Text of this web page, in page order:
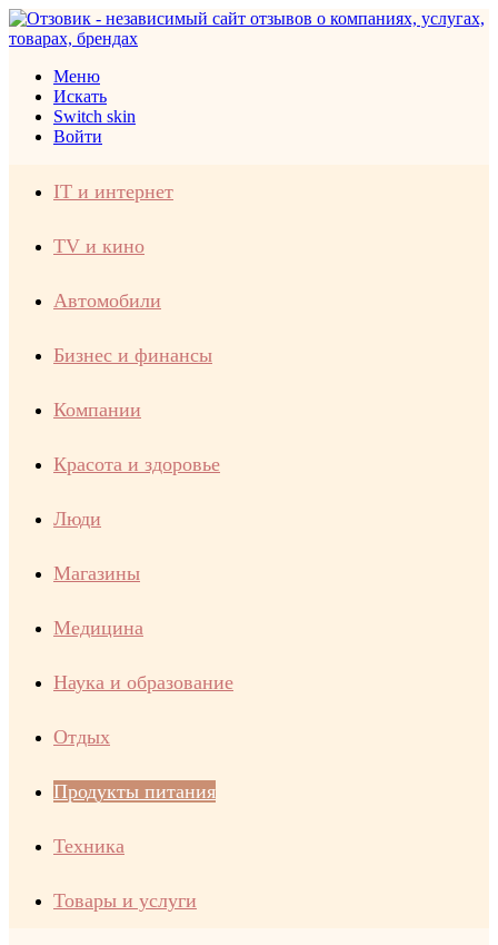
Меню
Искать
Switch skin
Войти
IT и интернет
TV и кино
Автомобили
Бизнес и финансы
Компании
Красота и здоровье
Люди
Магазины
Медицина
Наука и образование
Отдых
Продукты питания
Техника
Товары и услуги